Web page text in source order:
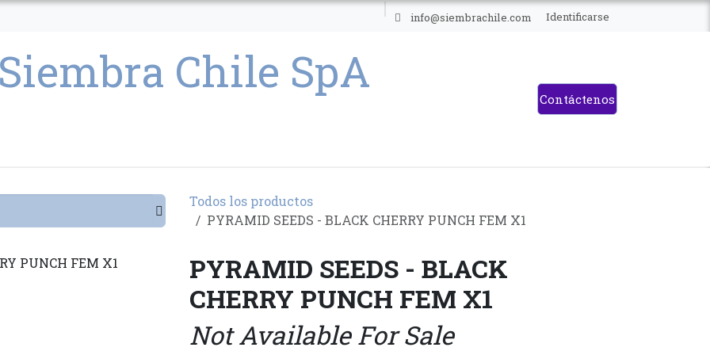
info@siembrachile.com Identificarse
Contáctenos
Todos los productos
PYRAMID SEEDS - BLACK CHERRY PUNCH FEM X1
PYRAMID SEEDS - BLACK
CHERRY PUNCH FEM X1
Not Available For Sale